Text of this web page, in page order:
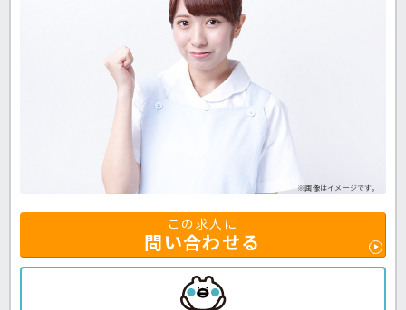
※画像はイメージです。
この求人に
問い合わせる